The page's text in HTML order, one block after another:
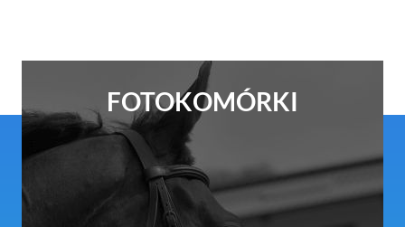
FOTOKOMÓRKI